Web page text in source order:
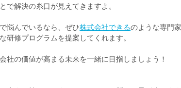
で解決の糸口が見えてきますよ。
悩んでいるなら、ぜひ株式会社できるのような専門
研修プログラムを提案してくれます。
社の価値が高まる未来を一緒に目指しましょう！